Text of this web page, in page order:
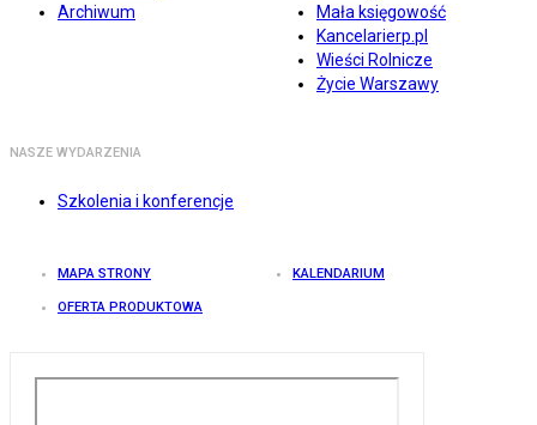
Archiwum
Mała księgowość
Kancelarierp.pl
Wieści Rolnicze
Życie Warszawy
NASZE WYDARZENIA
Szkolenia i konferencje
MAPA STRONY KALENDARIUM
OFERTA PRODUKTOWA